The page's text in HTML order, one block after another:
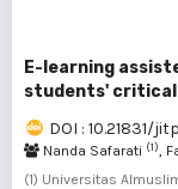
E-learning
students' critical
DOI : 10.21831/
Nanda Safarati (1),
(1) Universitas